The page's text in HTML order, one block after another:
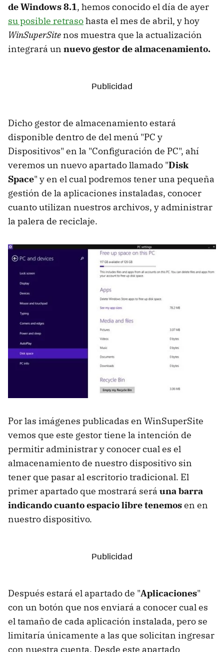
de Windows 8.1, hemos conocido el día de ayer
su posible retrasohasta el mes de abril, y hoy
WinSuperSite nos muestra que la actualización
integrará un nuevo gestor de almacenamiento.
Dicho gestor de almacenamiento estará
disponible dentro de del menú "PC y
Dispositivos" en la "Configuración de PC", ahí
veremos un nuevo apartado llamado "Disk
Space" y en el cual podremos tener una pequeña
gestión de la aplicaciones instaladas, conocer
cuanto utilizan nuestros archivos, y administrar
la palera de reciclaje.
Por las imágenes publicadas en WinSuperSite
vemos que este gestor tiene la intención de
permitir administrar y conocer cual es el
almacenamiento de nuestro dispositivo sin
tener que pasar al escritorio tradicional. El
primer apartado que mostrará será una barra
indicando cuanto espacio libre tenemosen en
nuestro dispositivo.
Después estará el apartado de "Aplicaciones"
con un botón que nos enviará a conocer cual es
el tamaño de cada aplicación instalada, pero se
limitaría únicamente a las que solicitan ingresar
con nuestra cuenta. Desde este apartado